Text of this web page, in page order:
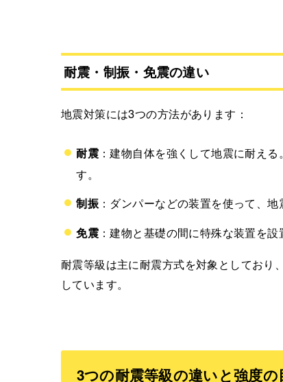
耐震・制振・免震の違い
地震対策には3つの方法があります：
耐震 ：建物自体を強くして地震に耐え
す。
制振 ：ダンパーなどの装置を使って、
免震 ：建物と基礎の間に特殊な装置を
耐震等級は主に耐震方式を対象としており
しています。
3つの耐震等級の違いと強度の